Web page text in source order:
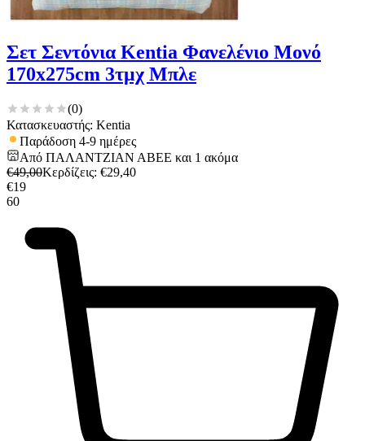
Σετ Σεντόνια Kentia Φανελένιο Μονό
170x275cm 3τμχ Μπλε
(0)
Κατασκευαστής: Kentia
Παράδοση 4-9 ημέρες
Από ΠΑΛΑΝΤΖΙΑΝ ΑΒΕΕ και 1 ακόμα
€49,00Κερδίζεις: €29,40
€19
60